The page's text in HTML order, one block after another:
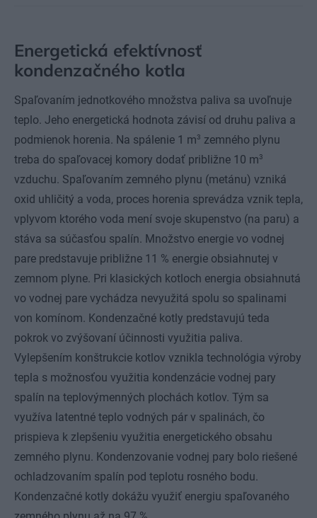
Energetická efektívnosť
kondenzačného kotla
Spaľovaním jednotkového množstva paliva sa uvoľnuje
teplo. Jeho energetická hodnota závisí od druhu paliva a
podmienok horenia. Na spálenie 1 m3 zemného plynu
treba do spaľovacej komory dodať približne 10 m3
vzduchu. Spaľovaním zemného plynu (metánu) vzniká
oxid uhličitý a voda, proces horenia sprevádza vznik tepla,
vplyvom ktorého voda mení svoje skupenstvo (na paru) a
stáva sa súčasťou spalín. Množstvo energie vo vodnej
pare predstavuje približne 11 % energie obsiahnutej v
zemnom plyne. Pri klasických kotloch energia obsiahnutá
vo vodnej pare vychádza nevyužitá spolu so spalinami
von komínom. Kondenzačné kotly predstavujú teda
pokrok vo zvýšovaní účinnosti využitia paliva.
Vylepšením konštrukcie kotlov vznikla technológia výroby
tepla s možnosťou využitia kondenzácie vodnej pary
spalín na teplovýmenných plochách kotlov. Tým sa
využíva latentné teplo vodných pár v spalinách, čo
prispieva k zlepšeniu využitia energetického obsahu
zemného plynu. Kondenzovanie vodnej pary bolo riešené
ochladzovaním spalín pod teplotu rosného bodu.
Kondenzačné kotly dokážu využiť energiu spaľovaného